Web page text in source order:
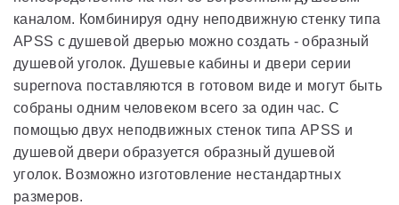
каналом. Комбинируя одну неподвижную стенку типа
APSS с душевой дверью можно создать - образный
душевой уголок. Душевые кабины и двери серии
supernova поставляются в готовом виде и могут быть
собраны одним человеком всего за один час. С
помощью двух неподвижных стенок типа APSS и
душевой двери образуется образный душевой
уголок. Возможно изготовление нестандартных
размеров.